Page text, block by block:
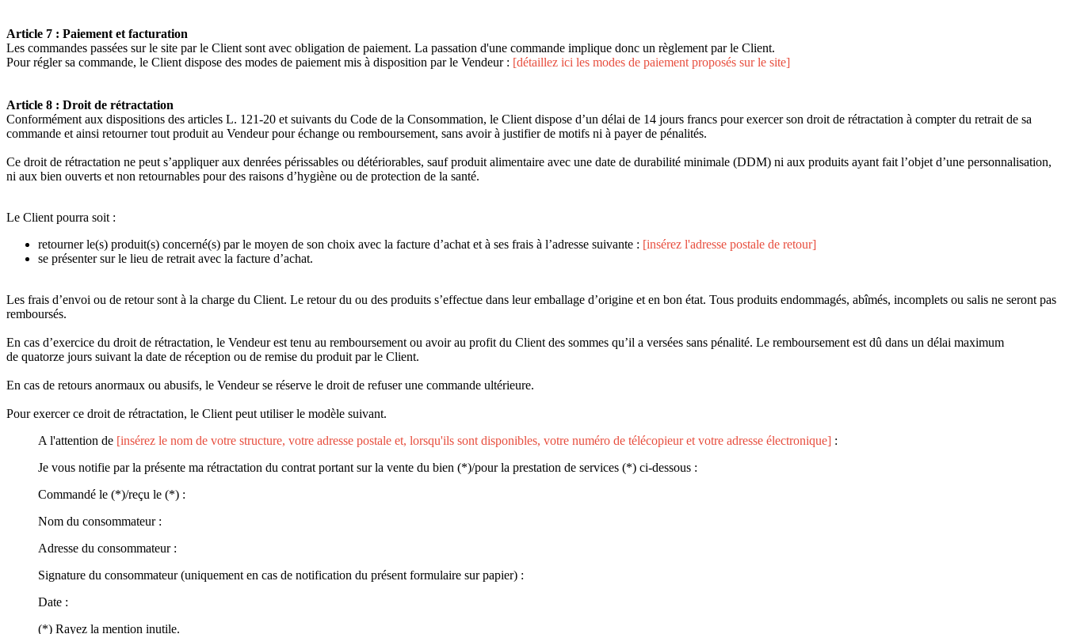
Article 7 : Paiement et facturation
Les commandes passées sur le site par le Client sont avec obligation de paiement. La passation d'une commande implique donc un règlement par le Client.
Pour régler sa commande, le Client dispose des modes de paiement mis à disposition par le Vendeur : [détaillez ici les modes de paiement proposés sur le site]
Article 8 : Droit de rétractation
Conformément aux dispositions des articles L. 121-20 et suivants du Code de la Consommation, le Client dispose d’un délai de 14 jours francs pour exercer son droit de rétractation à compter du retrait de sa
commande et ainsi retourner tout produit au Vendeur pour échange ou remboursement, sans avoir à justifier de motifs ni à payer de pénalités.
Ce droit de rétractation ne peut s’appliquer aux denrées périssables ou détériorables, sauf produit alimentaire avec une date de durabilité minimale (DDM) ni aux produits ayant fait l’objet d’une personnalisation,
ni aux bien ouverts et non retournables pour des raisons d’hygiène ou de protection de la santé.
Le Client pourra soit :
retourner le(s) produit(s) concerné(s) par le moyen de son choix avec la facture d’achat et à ses frais à l’adresse suivante : [insérez l'adresse postale de retour]
se présenter sur le lieu de retrait avec la facture d’achat.
Les frais d’envoi ou de retour sont à la charge du Client. Le retour du ou des produits s’effectue dans leur emballage d’origine et en bon état. Tous produits endommagés, abîmés, incomplets ou salis ne seront pas
remboursés.
En cas d’exercice du droit de rétractation, le Vendeur est tenu au remboursement ou avoir au profit du Client des sommes qu’il a versées sans pénalité. Le remboursement est dû dans un délai maximum
de quatorze jours suivant la date de réception ou de remise du produit par le Client.
En cas de retours anormaux ou abusifs, le Vendeur se réserve le droit de refuser une commande ultérieure.
Pour exercer ce droit de rétractation, le Client peut utiliser le modèle suivant.
A l'attention de [insérez le nom de votre structure, votre adresse postale et, lorsqu'ils sont disponibles, votre numéro de télécopieur et votre adresse électronique] :
Je vous notifie par la présente ma rétractation du contrat portant sur la vente du bien (*)/pour la prestation de services (*) ci-dessous :
Commandé le (*)/reçu le (*) :
Nom du consommateur :
Adresse du consommateur :
Signature du consommateur (uniquement en cas de notification du présent formulaire sur papier) :
Date :
(*) Rayez la mention inutile.